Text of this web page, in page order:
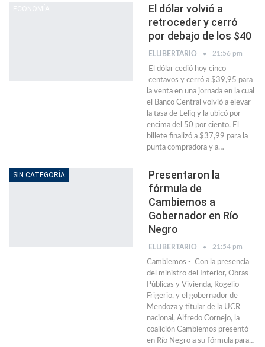
El dólar volvió a
retroceder y cerró
por debajo de los $40
ELLIBERTARIO 21:56 pm
El dólar cedió hoy cinco
centavos y cerró a $39,95 para
la venta en una jornada en la cual
el Banco Central volvió a elevar
la tasa de Leliq y la ubicó por
encima del 50 por ciento. El
billete finalizó a $37,99 para la
punta compradora y a…
SIN CATEGORÍA
Presentaron la
fórmula de
Cambiemos a
Gobernador en Río
Negro
ELLIBERTARIO 21:54 pm
Cambiemos - Con la presencia
del ministro del Interior, Obras
Públicas y Vivienda, Rogelio
Frigerio, y el gobernador de
Mendoza y titular de la UCR
nacional, Alfredo Cornejo, la
coalición Cambiemos presentó
en Río Negro a su fórmula para…